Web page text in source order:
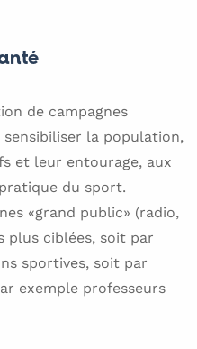
de campagnes
la population,
et leur entourage, aux
du sport.
«grand public» (radio,
plus ciblées, soit par
sportives, soit par
exemple professeurs